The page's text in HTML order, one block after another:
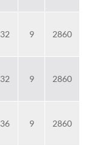
32 9 2860
32 9 2860
36 9 2860